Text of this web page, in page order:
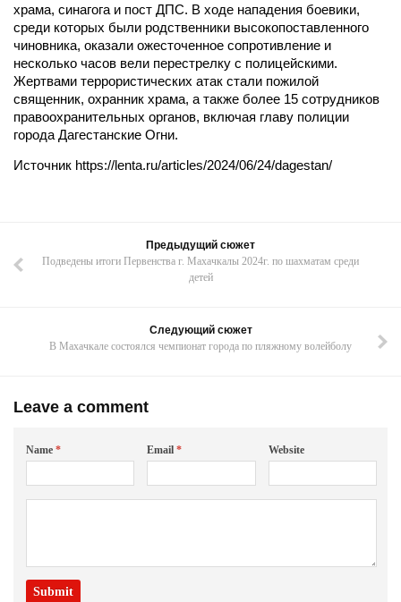
храма, синагога и пост ДПС. В ходе нападения боевики,
среди которых были родственники высокопоставленного
чиновника, оказали ожесточенное сопротивление и
несколько часов вели перестрелку с полицейскими.
Жертвами террористических атак стали пожилой
священник, охранник храма, а также более 15 сотрудников
правоохранительных органов, включая главу полиции
города Дагестанские Огни.
Источник https://lenta.ru/articles/2024/06/24/dagestan/
Предыдущий сюжет
Подведены итоги Первенства г. Махачкалы 2024г. по шахматам среди
детей
Следующий сюжет
В Махачкале состоялся чемпионат города по пляжному волейболу
Leave a comment
Name * Email* Website